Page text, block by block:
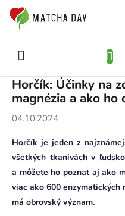
Prejsť
obsah
Domov
Horčík: Účinky
a ako ho doplniť
Horčík: Účinky na
magnézia a ako
04.10.2024
Horčík je jeden z
všetkých tkanivách v
a môžete ho poznať aj ako
viac ako 600 enzymatických
má obrovský význam.